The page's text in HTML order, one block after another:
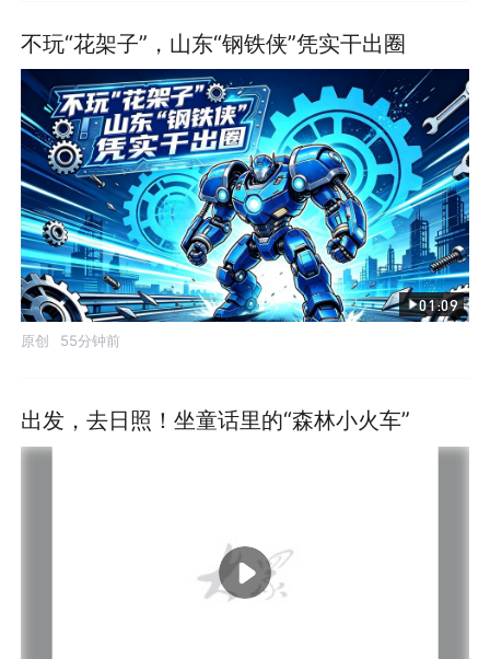
不玩“花架子”，山东“钢铁侠”凭实干出圈
01:09
原创 55分钟前
出发，去日照！坐童话里的“森林小火车”